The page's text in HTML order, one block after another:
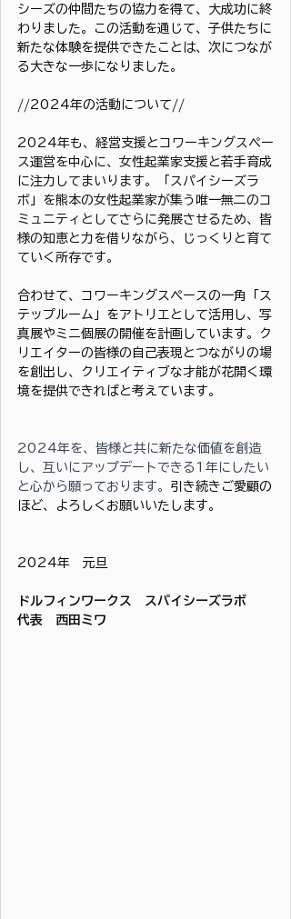
シーズの仲間たちの協力を得て、大成功に終
わりました。この活動を通じて、子供たちに
新たな体験を提供できたことは、次につなが
る大きな一歩になりました。
//2024年の活動について//
2024年も、経営支援とコワーキングスペー
ス運営を中心に、女性起業家支援と若手育成
に注力してまいります。「スパイシーズラ
ボ」を熊本の女性起業家が集う唯一無二のコ
ミュニティとしてさらに発展させるため、皆
様の知恵と力を借りながら、じっくりと育て
ていく所存です。
合わせて、コワーキングスペースの一角「ス
テップルーム」をアトリエとして活用し、写
真展やミニ個展の開催を計画しています。ク
リエイターの皆様の自己表現とつながりの場
を創出し、クリエイティブな才能が花開く環
境を提供できればと考えています。
2024年を、皆様と共に新たな価値を創造
し、互いにアップデートできる1年にしたい
と心から願っております。 引き続きご愛顧の
ほど、よろしくお願いいたします。
2024年　元旦
ドルフィンワークス　スパイシーズラボ
代表　西田ミワ